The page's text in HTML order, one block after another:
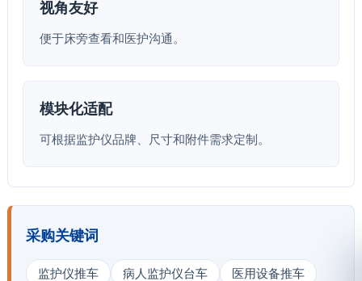
视角友好
便于床旁查看和医护沟通。
模块化适配
可根据监护仪品牌、尺寸和附件需求定制。
采购关键词
监护仪推车 病人监护仪台车
医用设备推车